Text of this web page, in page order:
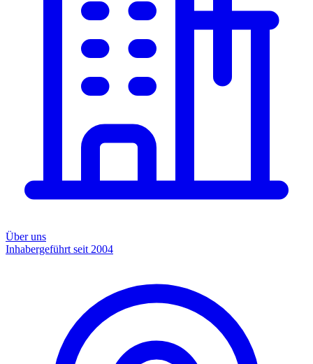
Über uns
Inhabergeführt seit 2004